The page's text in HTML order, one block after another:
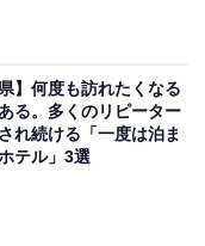
成」は、小高い山
る絶景の宿です。
美しい景色を堪能
の部屋から旅の
県】何度も訪れたくなる
る。多くのリピーター
れ続ける「一度は泊ま
テル」3選